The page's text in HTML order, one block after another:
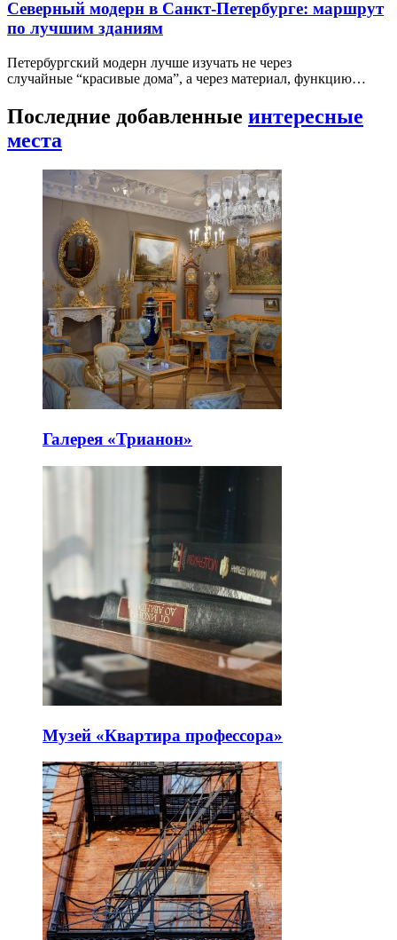
Северный модерн в Санкт-Петербурге: маршрут
по лучшим зданиям
Петербургский модерн лучше изучать не через
случайные “красивые дома”, а через материал, функцию…
Последние добавленные интересные
места
Галерея «Трианон»
Музей «Квартира профессора»